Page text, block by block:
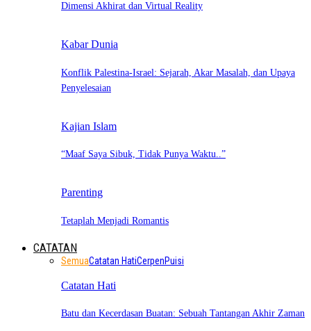
Dimensi Akhirat dan Virtual Reality
Kabar Dunia
Konflik Palestina-Israel: Sejarah, Akar Masalah, dan Upaya
Penyelesaian
Kajian Islam
“Maaf Saya Sibuk, Tidak Punya Waktu..”
Parenting
Tetaplah Menjadi Romantis
CATATAN
SemuaCatatan HatiCerpenPuisi
Catatan Hati
Batu dan Kecerdasan Buatan: Sebuah Tantangan Akhir Zaman